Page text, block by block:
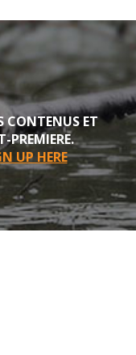
CONTENUS ET
UP HERE